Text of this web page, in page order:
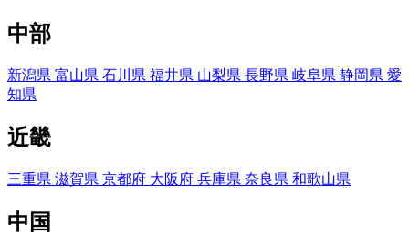
中部
新潟県 富山県 石川県 福井県 山梨県 長野県 岐阜県 静岡県 愛
知県
近畿
三重県 滋賀県 京都府 大阪府 兵庫県 奈良県 和歌山県
中国